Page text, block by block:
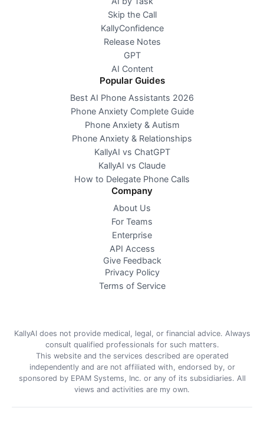
Skip the Call
KallyConfidence
Release Notes
GPT
AI Content
Popular Guides
Best AI Phone Assistants 2026
Phone Anxiety Complete Guide
Phone Anxiety & Autism
Phone Anxiety & Relationships
KallyAI vs ChatGPT
KallyAI vs Claude
How to Delegate Phone Calls
Company
About Us
For Teams
Enterprise
API Access
Give Feedback
Privacy Policy
Terms of Service
KallyAI does not provide medical, legal, or financial advice. Always
consult qualified professionals for such matters.
This website and the services described are operated
independently and are not affiliated with, endorsed by, or
sponsored by EPAM Systems, Inc. or any of its subsidiaries. All
views and activities are my own.